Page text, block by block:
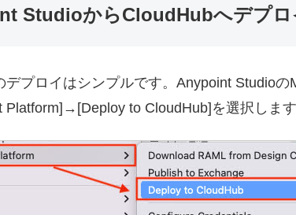
StudioからCloudHubへデプロ
デプロイはシンプルです。Anypoint Studio
Platform]→[Deploy to CloudHub]を選択します